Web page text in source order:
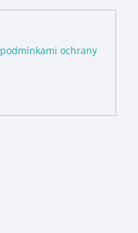
podmínkami ochrany